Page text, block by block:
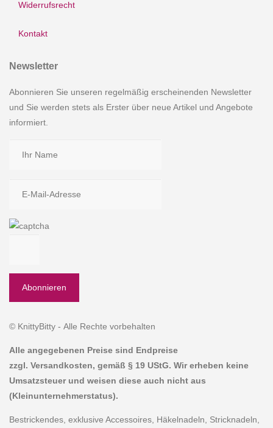
Widerrufsrecht
Kontakt
Newsletter
Abonnieren Sie unseren regelmäßig erscheinenden Newsletter
und Sie werden stets als Erster über neue Artikel und Angebote
informiert.
© KnittyBitty - Alle Rechte vorbehalten
Alle angegebenen Preise sind Endpreise
zzgl. Versandkosten, gemäß § 19 UStG. Wir erheben keine
Umsatzsteuer und weisen diese auch nicht aus
(Kleinunternehmerstatus).
Bestrickendes, exklusive Accessoires, Häkelnadeln, Stricknadeln,